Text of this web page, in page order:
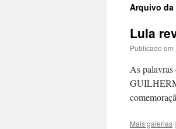
Arquivo da
Lula
Publicado em
As palavras
Mais galerias |